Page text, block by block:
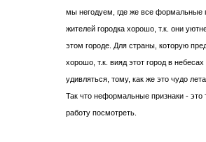
мы негодуем, где же все формальные
жителей городка хорошо, т.к. они
этом городе. Для страны, которую
хорошо, т.к. вияд этот город в
удивляться, тому, как же это чудо
Так что неформальные признаки - это
работу посмотреть.